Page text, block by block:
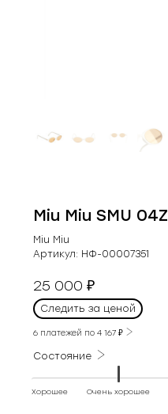
Miu Miu SMU 04Z
Miu Miu
Артикул: НФ-00007351
25 000₽
Следить за ценой
6 платежей по4 167₽
Состояние
Хорошее Очень хорошее